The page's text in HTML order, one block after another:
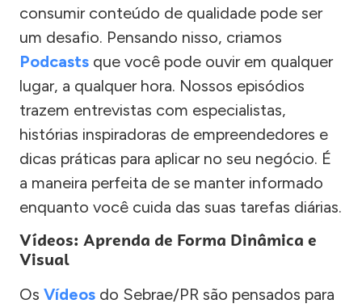
consumir conteúdo de qualidade pode ser
um desafio. Pensando nisso, criamos
Podcasts que você pode ouvir em qualquer
lugar, a qualquer hora. Nossos episódios
trazem entrevistas com especialistas,
histórias inspiradoras de empreendedores e
dicas práticas para aplicar no seu negócio. É
a maneira perfeita de se manter informado
enquanto você cuida das suas tarefas diárias.
Vídeos: Aprenda de Forma Dinâmica e
Visual
Os Vídeos do Sebrae/PR são pensados para